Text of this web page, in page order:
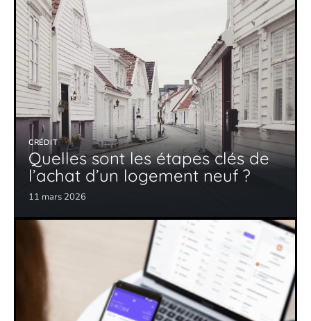
CRÉDIT
Quelles sont les étapes clés de
l’achat d’un logement neuf ?
11 mars 2026